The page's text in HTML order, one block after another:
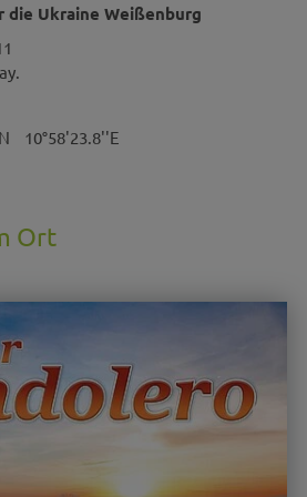
Ukraine Weißenburg
10°58'23.8''E
Ort